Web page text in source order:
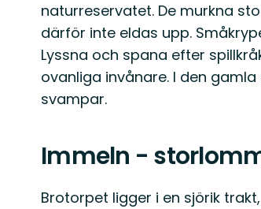
naturreservatet. De murkna
därför inte eldas upp.
Lyssna och spana efter
ovanliga invånare. I den
svampar.
Immeln -
Brotorpet ligger i en sjörik